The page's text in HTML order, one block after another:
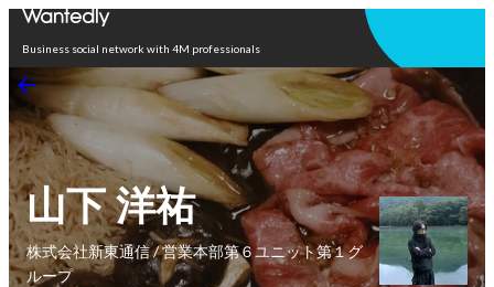
Business social network with 4M professionals
山下 洋祐
株式会社新東通信 / 営業本部第６ユニット第１グ
ループ